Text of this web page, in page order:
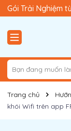
Gói Trải Nghiệm
Gói Cơ Bản từ
Trang chủ
khói Wifi trên app